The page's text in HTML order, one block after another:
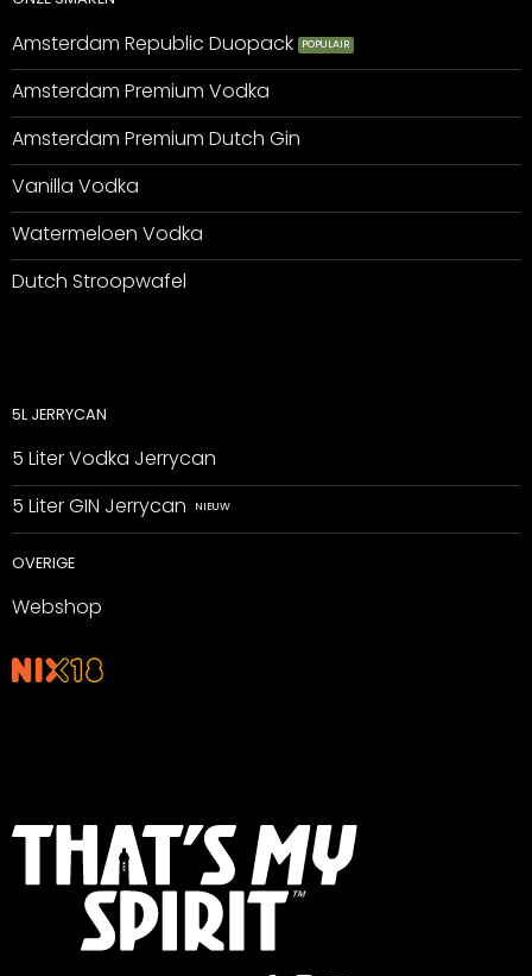
Amsterdam Republic Duopack
Amsterdam Premium Vodka
Amsterdam Premium Dutch Gin
Vanilla Vodka
Watermeloen Vodka
Dutch Stroopwafel
5L JERRYCAN
5 Liter Vodka Jerrycan
5 Liter GIN Jerrycan
OVERIGE
Webshop